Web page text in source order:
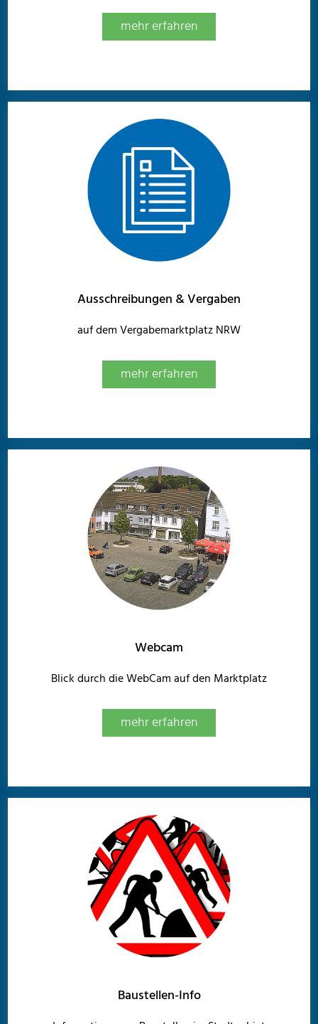
mehr erfahren
Ausschreibungen & Vergaben
auf dem Vergabemarktplatz NRW
mehr erfahren
Webcam
Blick durch die WebCam auf den Marktplatz
mehr erfahren
Baustellen-Info